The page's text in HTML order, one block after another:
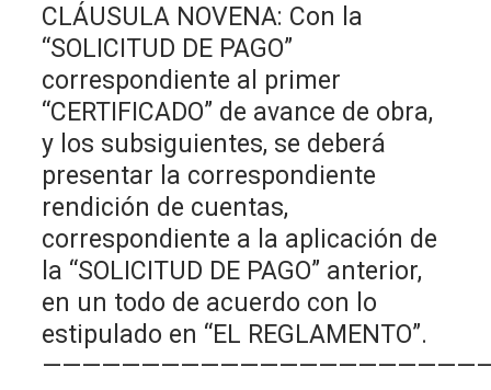
CLÁUSULA NOVENA: Con la
“SOLICITUD DE PAGO”
correspondiente al primer
“CERTIFICADO” de avance de obra,
y los subsiguientes, se deberá
presentar la correspondiente
rendición de cuentas,
correspondiente a la aplicación de
la “SOLICITUD DE PAGO” anterior,
en un todo de acuerdo con lo
estipulado en “EL REGLAMENTO”.